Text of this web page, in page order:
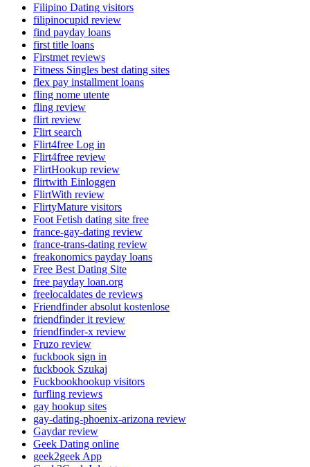
Filipino Dating visitors
filipinocupid review
find payday loans
first title loans
Firstmet reviews
Fitness Singles best dating sites
flex pay installment loans
fling nome utente
fling review
flirt review
Flirt search
Flirt4free Log in
Flirt4free review
FlirtHookup review
flirtwith Einloggen
FlirtWith review
FlirtyMature visitors
Foot Fetish dating site free
france-gay-dating review
france-trans-dating review
freakonomics payday loans
Free Best Dating Site
free payday loan.org
freelocaldates de reviews
Friendfinder absolut kostenlose
friendfinder it review
friendfinder-x review
Fruzo review
fuckbook sign in
fuckbook Szukaj
Fuckbookhookup visitors
furfling reviews
gay hookup sites
gay-dating-phoenix-arizona review
Gaydar review
Geek Dating online
geek2geek App